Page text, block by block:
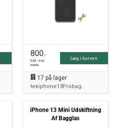
800,-
640,- excl.
moms
Læg i kurven
17 på lager
tekiphone13Probagside
iPhone 13 Mini Udskiftning
Af Bagglas